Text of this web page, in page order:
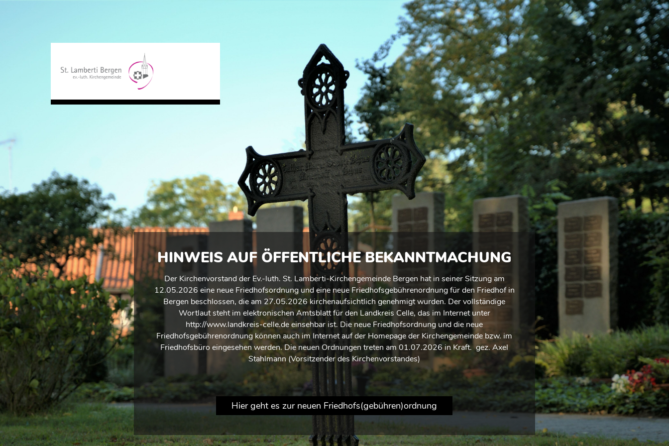
Diese Webseite verwendet ausschließlich funktionale Cookies, um die Funktion der Website zu gewährleisten. Weitere Informationen erhalten Sie in unserer
Verstanden!
HINWEIS AUF ÖFFENTLICHE BEKANNTMACHUNG
Der Kirchenvorstand der Ev.-luth. St. Lamberti-Kirchengemeinde Bergen hat in seiner Sitzung am
12.05.2026 eine neue Friedhofsordnung und eine neue Friedhofsgebührenordnung für den Friedhof in
Bergen beschlossen, die am 27.05.2026 kirchenaufsichtlich genehmigt wurden. Der vollständige
Wortlaut steht im elektronischen Amtsblatt für den Landkreis Celle, das im Internet unter
http://www.landkreis-celle.de einsehbar ist. Die neue Friedhofsordnung und die neue
Friedhofsgebührenordnung können auch im Internet auf der Homepage der Kirchengemeinde bzw. im
Friedhofsbüro eingesehen werden. Die neuen Ordnungen treten am 01.07.2026 in Kraft. gez. Axel
Stahlmann (Vorsitzender des Kirchenvorstandes)
Hier geht es zur neuen Friedhofs(gebühren)ordnung